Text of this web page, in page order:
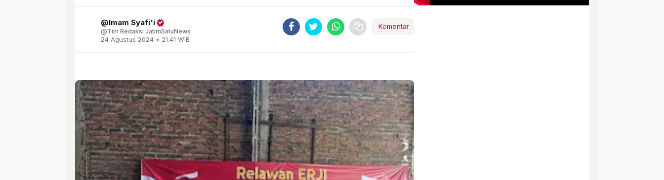
Imam Syafi'i
Tim Redaksi JatimSatuNews
24 Agustus 2024 • 21.41 WIB
Komentar